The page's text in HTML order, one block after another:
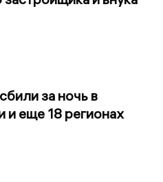
за ночь в
и еще 18 регионах